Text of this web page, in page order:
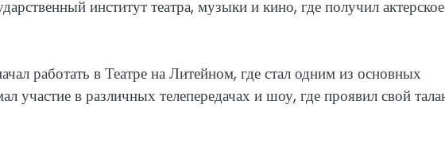
институт театра, музыки и кино, где получил актерское
работать в Театре на Литейном, где стал одним из основных
участие в различных телепередачах и шоу, где проявил свой